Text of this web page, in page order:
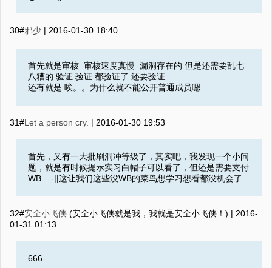
30#邪少 | 2016-01-30 18:40
首先就是审核 审核速度真慢 漏洞存在的 但是还需要乱七
八糟的 验证 验证 都验证了 还要验证
还有就是 唉。。为什么就不能公开普通成员嗯
31#Let a person cry. | 2016-01-30 19:53
首先，又有一大批刷洞冲等级了，其实吧，我发现一个小问
题，就是有时候提示实习白帽子可以看了，但还是需要支付
WB – -||这让我们这些没WB的菜鸟想学习想看都没机会了
32#安全小飞侠 (安全小飞侠就是我，我就是安全小飞侠！) | 2016-
01-31 01:13
666